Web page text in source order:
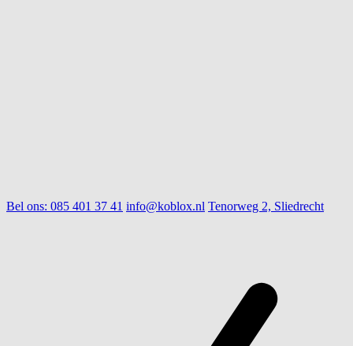
Bel ons: 085 401 37 41 info@koblox.nl Tenorweg 2, Sliedrecht